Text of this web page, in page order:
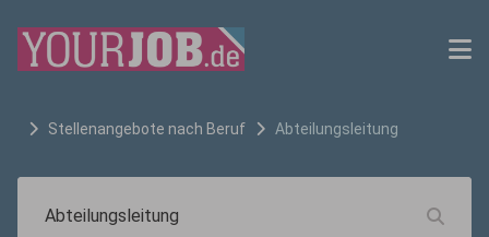
Stellenangebote nach Beruf Abteilungsleitung